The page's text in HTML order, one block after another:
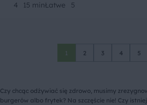
4 15 minŁatwe 5
1 2 3 4 5
Czy chcąc odżywiać się zdrowo, musimy
burgerów albo frytek? Na szczęście nie! Czy